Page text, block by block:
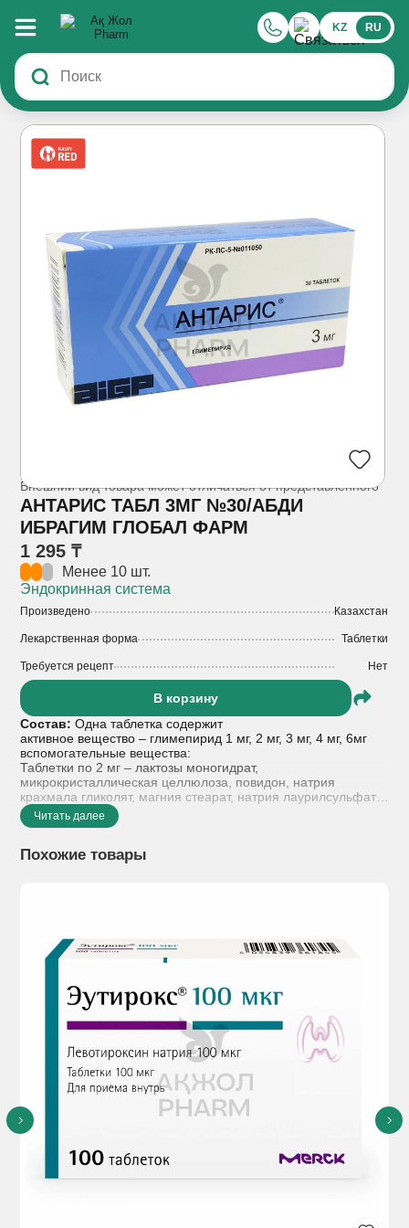
KZ RU
Внешний вид товара может отличаться от представленного
АНТАРИС ТАБЛ 3МГ №30/АБДИ
ИБРАГИМ ГЛОБАЛ ФАРМ
1 295 ₸
Менее 10 шт.
Эндокринная система
Произведено Казахстан
Лекарственная форма Таблетки
Требуется рецепт Нет
В корзину
Состав:Одна таблетка содержит
активное вещество – глимепирид 1 мг, 2 мг, 3 мг, 4 мг, 6мг
вспомогательные вещества:
Таблетки по 2 мг – лактозы моногидрат,
микрокристаллическая целлюлоза, повидон, натрия
крахмала гликолят, магния стеарат, натрия лаурилсульфат,
железа оксид желтый (Е 172), индигокармин (E 132).
Способы применения:Режим дозирования
Основой успешного лечения сахарного диабета являются
также постоянные проверки соответствующих параметров
крови и мочи. Таблетки или инсулин не отменяют
необходимости соблюдения рекомендованной пациенту
диеты. Дозировка определяется по результатам анализов
уровней глюкозы в крови и моче.
Начальная доза составляет 1 мг глимепирида в сутки. Если
при этом достигается надлежащий уровень контроля, для
поддерживающей терапии, следует использовать именно
эту дозировку.
Для различных режимов применения препарата имеются
соответствующие формы выпуска.
При недостаточном контроле необходимо поэтапное, с
интервалом в 1-2 недели между этапами, повышение дозы,
исходя из показателей гликемического контроля, до 2, 3 или
Читать далее
Похожие товары